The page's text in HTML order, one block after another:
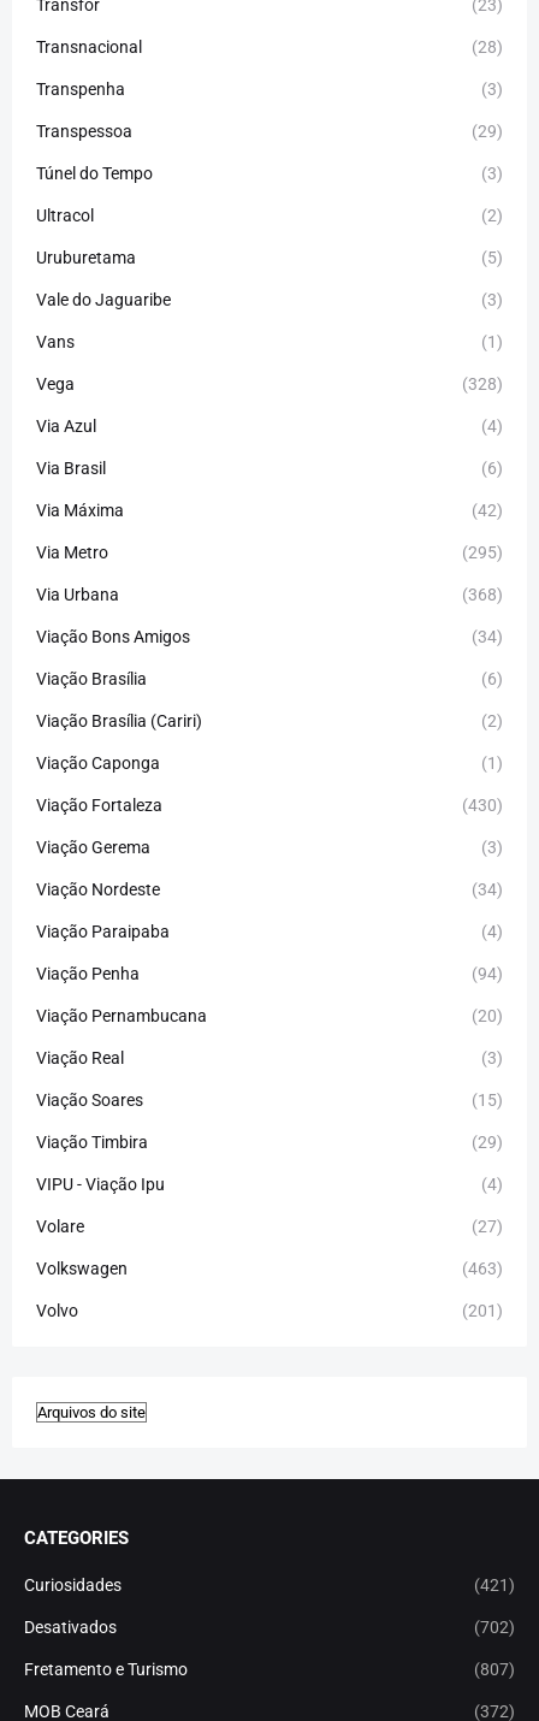
Transfor (23)
Transnacional (28)
Transpenha (3)
Transpessoa (29)
Túnel do Tempo (3)
Ultracol (2)
Uruburetama (5)
Vale do Jaguaribe (3)
Vans (1)
Vega (328)
Via Azul (4)
Via Brasil (6)
Via Máxima (42)
Via Metro (295)
Via Urbana (368)
Viação Bons Amigos (34)
Viação Brasília (6)
Viação Brasília (Cariri) (2)
Viação Caponga (1)
Viação Fortaleza (430)
Viação Gerema (3)
Viação Nordeste (34)
Viação Paraipaba (4)
Viação Penha (94)
Viação Pernambucana (20)
Viação Real (3)
Viação Soares (15)
Viação Timbira (29)
VIPU - Viação Ipu (4)
Volare (27)
Volkswagen (463)
Volvo (201)
CATEGORIES
Curiosidades (421)
Desativados (702)
Fretamento e Turismo (807)
MOB Ceará (372)